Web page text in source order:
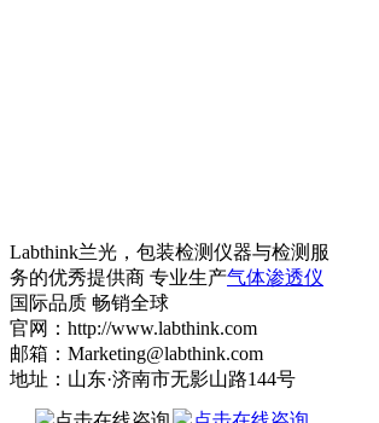
Labthink兰光，包装检测仪器与检测服
务的优秀提供商 专业生产气体渗透仪
国际品质 畅销全球
官网：http://www.labthink.com
邮箱：Marketing@labthink.com
地址：山东·济南市无影山路144号